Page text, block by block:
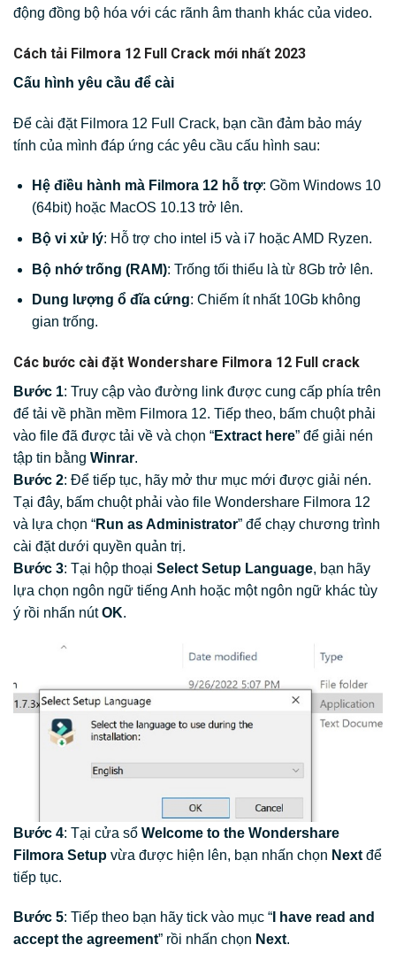
động đồng bộ hóa với các rãnh âm thanh khác của video.
Cách tải Filmora 12 Full Crack mới nhất 2023
Cấu hình yêu cầu để cài
Để cài đặt Filmora 12 Full Crack, bạn cần đảm bảo máy
tính của mình đáp ứng các yêu cầu cấu hình sau:
Hệ điều hành mà Filmora 12 hỗ trợ: Gồm Windows 10
(64bit) hoặc MacOS 10.13 trở lên.
Bộ vi xử lý: Hỗ trợ cho intel i5 và i7 hoặc AMD Ryzen.
Bộ nhớ trống (RAM): Trống tối thiểu là từ 8Gb trở lên.
Dung lượng ổ đĩa cứng: Chiếm ít nhất 10Gb không
gian trống.
Các bước cài đặt Wondershare Filmora 12 Full crack
Bước 1: Truy cập vào đường link được cung cấp phía trên
để tải về phần mềm Filmora 12. Tiếp theo, bấm chuột phải
vào file đã được tải về và chọn “Extract here” để giải nén
tập tin bằng Winrar.
Bước 2: Để tiếp tục, hãy mở thư mục mới được giải nén.
Tại đây, bấm chuột phải vào file Wondershare Filmora 12
và lựa chọn “Run as Administrator” để chạy chương trình
cài đặt dưới quyền quản trị.
Bước 3: Tại hộp thoại Select Setup Language, bạn hãy
lựa chọn ngôn ngữ tiếng Anh hoặc một ngôn ngữ khác tùy
ý rồi nhấn nútOK.
Bước 4: Tại cửa sổ Welcome to the Wondershare
Filmora Setup vừa được hiện lên, bạn nhấn chọn Next để
tiếp tục.
Bước 5: Tiếp theo bạn hãy tick vào mục “ I have read and
accept the agreement” rồi nhấn chọn Next.